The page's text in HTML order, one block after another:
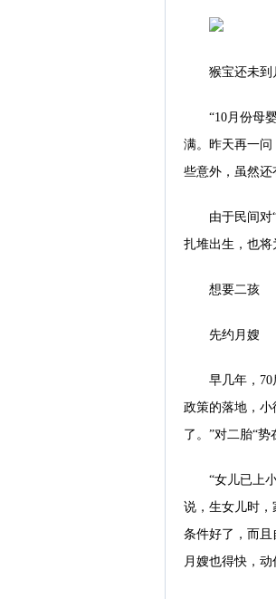
猴宝还未到
“10月份母
满。昨天再一问
些意外，虽然还
由于民间对
扎堆出生，也将
想要二孩
先约月嫂
早几年，
政策的落地，
了。”对二胎“势
“女儿已上
说，生女儿时
条件好了，而
月嫂也得快，动